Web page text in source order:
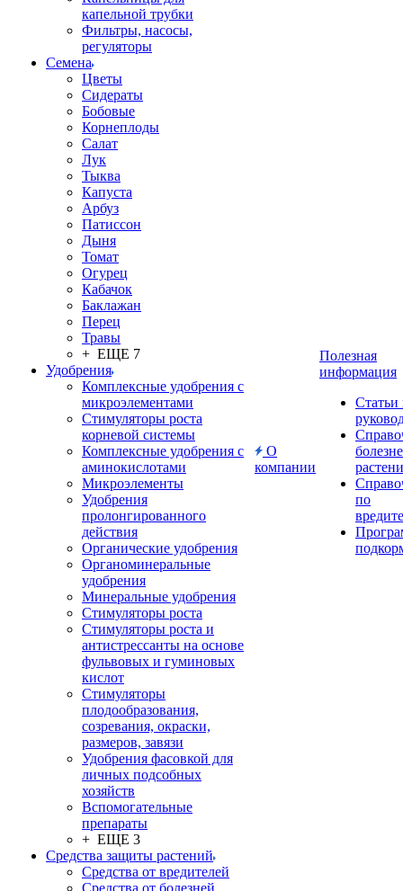
капельной трубки
Фильтры, насосы,
регуляторы
Семена
Цветы
Сидераты
Бобовые
Корнеплоды
Салат
Лук
Тыква
Капуста
Арбуз
Патиссон
Дыня
Томат
Огурец
Кабачок
Баклажан
Перец
Травы
+ ЕЩЕ 7
Удобрения
Комплексные удобрения с
микроэлементами
Стимуляторы роста
корневой системы
Комплексные удобрения с
аминокислотами
Микроэлементы
Удобрения
пролонгированного
действия
Органические удобрения
Органоминеральные
удобрения
Минеральные удобрения
Стимуляторы роста
Стимуляторы роста и
антистрессанты на основе
фульвовых и гуминовых
кислот
Стимуляторы
плодообразования,
созревания, окраски,
размеров, завязи
Удобрения фасовкой для
личных подсобных
хозяйств
Вспомогательные
препараты
+ ЕЩЕ 3
Средства защиты растений
Средства от вредителей
Средства от болезней
О
компании
Полезная
информация
Статьи
по